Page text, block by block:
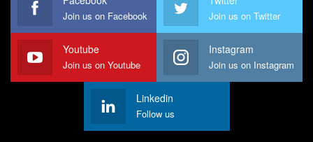
Join us on Facebook Join us on Twitter
Youtube
Join us on Youtube
Instagram
Join us on Instagram
Linkedin
Follow us